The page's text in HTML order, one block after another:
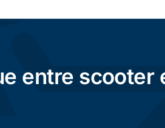
ville
entre scooter